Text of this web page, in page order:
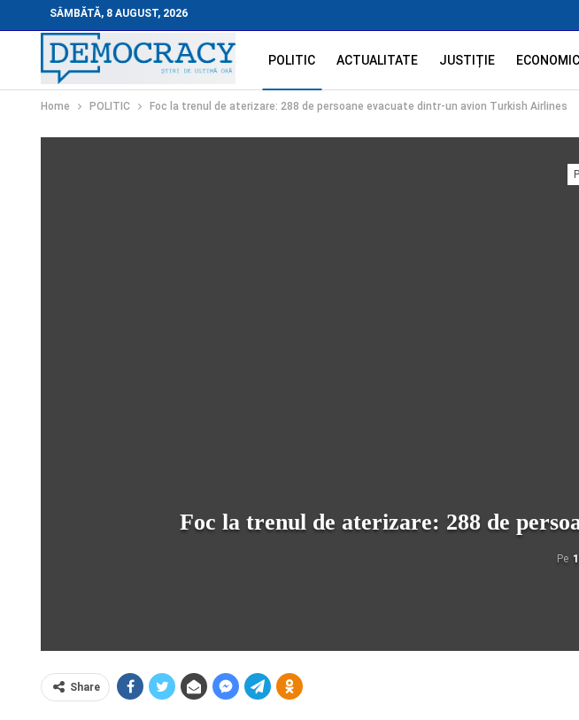
SÂMBĂTĂ, 8 AUGUST, 2026
POLITIC ACTUALITATE JUSTIȚIE ECONOMIC
Home POLITIC Foc la trenul de aterizare: 288 de persoane evacuate dintr-un avion Turkish Airlines
Foc la trenul de aterizare: 288 de
Pe
Share